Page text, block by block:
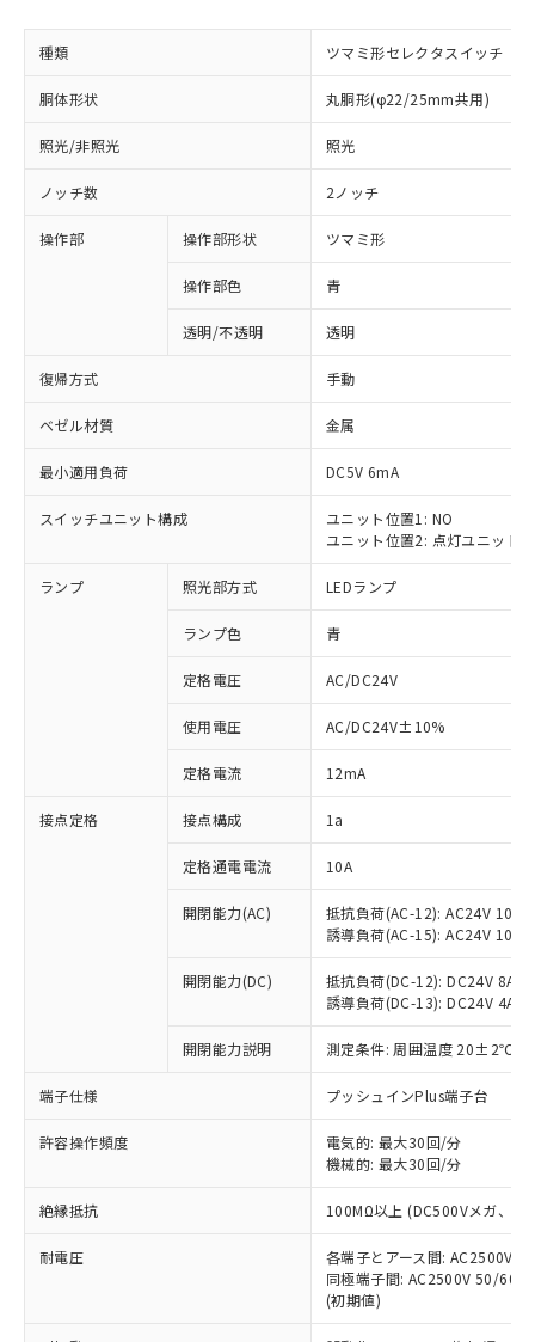
種類 ツマミ形セレクタスイッチ
胴体形状 丸胴形(φ22/25mm共用)
照光/非照光 照光
ノッチ数 2ノッチ
操作部 操作部形状 ツマミ形
操作部色 青
透明/不透明 透明
復帰方式 手動
ベゼル材質 金属
最小適用負荷 DC5V 6mA
スイッチユニット構成
ユニット位置1: NO
ユニット位置2: 点灯ユニット
ランプ 照光部方式 LEDランプ
ランプ色 青
定格電圧 AC/DC24V
使用電圧 AC/DC24V±10%
定格電流 12mA
接点定格 接点構成 1a
定格通電電流 10A
開閉能力(AC)
抵抗負荷(AC-12): AC24V 10A/
誘導負荷(AC-15): AC24V
開閉能力(DC)
抵抗負荷(DC-12): DC24V 8A/
誘導負荷(DC-13): DC24V 4A/
開閉能力説明 測定条件: 周囲温度 20±2℃、
端子仕様 プッシュインPlus端子台
許容操作頻度
電気的: 最大30回/分
機械的: 最大30回/分
絶縁抵抗 100MΩ以上 (DC500Vメガ、点
耐電圧
各端子とアース間: AC2500V
同極端子間: AC2500V 50/
(初期値)
ご利用条件
以下の条件をお読みいただき、同意のうえ
ご利用ください。
本サービスは、当社制御機器事業取扱
商品の当社在庫状況および標準価格
(税抜)を提供させていただくもので
当社制御機器事業取扱商品の中には、
本サービスの対象外となる商品もある
ことをご了承ください。
在庫状況および標準価格照会結果は、
記載している更新日時点での社内デー
タに基づき作成されるものであり、閲
覧された時点での実際の在庫および標
準価格とは異なる場合があることをご
※1 対応状況
対応済み：EU RoHS指令（10物質）の
非含有に対応した製品が提供可能な商品で
対応予定：EU RoHS指令（10物質）の非含
有に対応した製品に切り替える予定のある
対応予定なし：EU RoHS指令（10物質）の
非含有に非対応の商品で、対応品を出す予
定はありません。
調査・確認中：EU RoHS指令（10物質）の
非含有の対応状況を調査中または確認中の
非該当品：ライセンス料など無形物で、有
害物質有無と関係のない商品です。
仕入先様の事情により、非含有部品として
いたものが、含有品と判明した場合などや
むを得ず変更することがあります。
鉛(Pb) 1000ppm以下、 水銀(Hg) 1000ppm以下、 カド
六価クロム(Cr(Ⅵ)) 1000ppm以下、ポリ臭化ビフェニル
類(PBB) 1000ppm以下、ポリ臭化ジフェニルエーテル類
(PBDE) 1000ppm以下、フタル酸ビス(2-エチルヘキシ
※1 中国RoHS○×表
「○」：最大均質材料含有率が中国RoHSの
基準値以下であることを示します。
「×」：最大均質材料含有率が中国RoHSの
基準値を超えていることを示します。
「－」：未確認です。当社販売部門へお問
い合わせください。
*中国RoHS10物質の基準値 (GB/T26572)：
Pb(鉛) :1000ppm、 Hg(水銀) : 1000ppm、 Cd(カドミウ
Cr(Ⅵ)(六価クロム) : 1000ppm、 PBBs(ポリ臭化ビフェ
当社は、これら貴社製品のうち、外国
為替および外国貿易法に定める商品
（以下｢規制貨物等」という）を輸出
国政府の輸出許可(または役務取引許
可)を取得するなどの必要な手続きを